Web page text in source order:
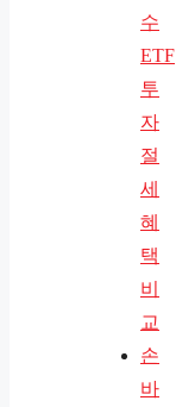
수
ETF
투
자
절
세
혜
택
비
교
손
바